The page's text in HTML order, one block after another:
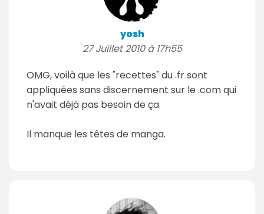
yosh
27 Juillet 2010 à 17h55
OMG, voilà que les "recettes" du .fr sont
appliquées sans discernement sur le .com qui
n'avait déjà pas besoin de ça.
Il manque les têtes de manga.